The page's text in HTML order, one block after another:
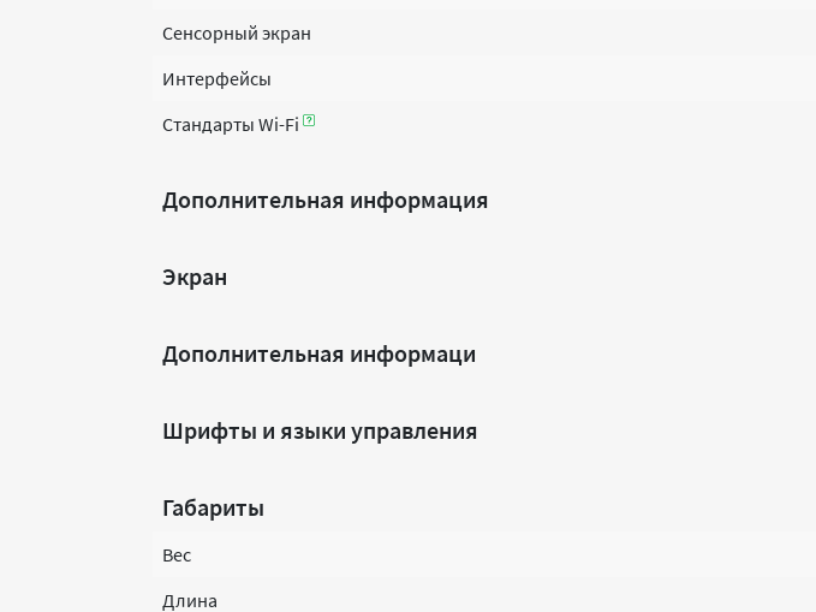
Сенсорный экран
Интерфейсы
Стандарты Wi-Fi
Дополнительная информация
Экран
Дополнительная информаци
Шрифты и языки управления
Габариты
Вес
Длина